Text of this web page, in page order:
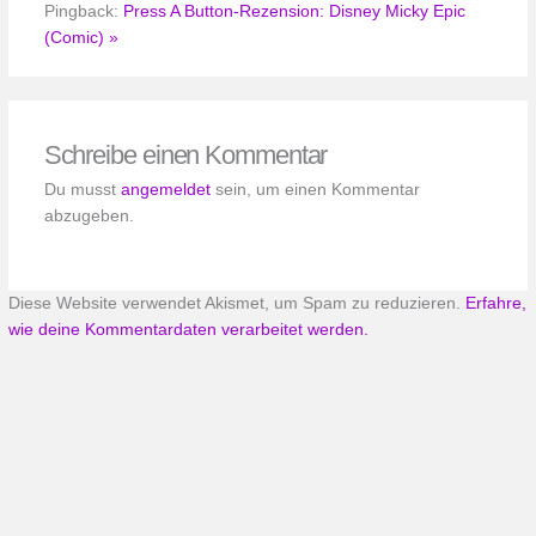
Pingback: Press A Button-Rezension: Disney Micky Epic
(Comic) »
Schreibe einen Kommentar
Du musst angemeldetsein, um einen Kommentar
abzugeben.
Diese Website verwendet Akismet, um Spam zu reduzieren.
Erfahre,
wie deine Kommentardaten verarbeitet werden.